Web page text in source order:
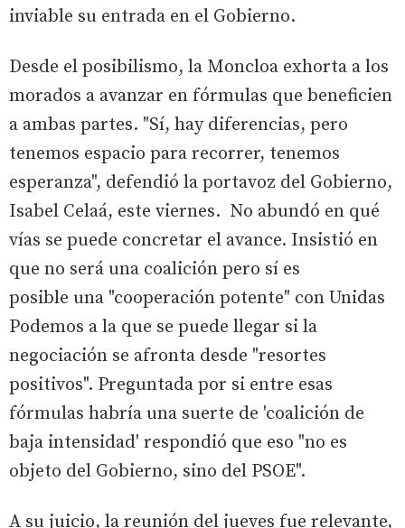
inviable su entrada en el Gobierno.
Desde el posibilismo, la Moncloa exhorta a los
morados a avanzar en fórmulas que beneficien
a ambas partes. "Sí, hay diferencias, pero
tenemos espacio para recorrer, tenemos
esperanza", defendió la portavoz del Gobierno,
Isabel Celaá, este viernes. No abundó en qué
vías se puede concretar el avance. Insistió en
que no será una coalición pero sí es
posible una "cooperación potente" con Unidas
Podemos a la que se puede llegar si la
negociación se afronta desde "resortes
positivos". Preguntada por si entre esas
fórmulas habría una suerte de 'coalición de
baja intensidad' respondió que eso "no es
objeto del Gobierno, sino del PSOE".
A su juicio, la reunión del jueves fue relevante,